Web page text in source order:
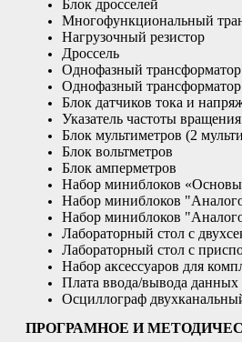
Блок дросселей
Многофункциональный
Нагрузочный резистор
Дроссель
Однофазный трансформатор
Однофазный трансформатор
Блок датчиков тока и
Указатель частоты вращения
Блок мультиметров (2
Блок вольтметров
Блок амперметров
Набор миниблоков
Набор миниблоков
Набор миниблоков
Лабораторный стол с
Лабораторный стол с
Набор аксессуаров для
Плата ввода/вывода данных
Осциллограф
ПРОГРАМНОЕ И